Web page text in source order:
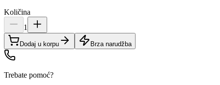
Količina
1
Dodaj u korpu Brza narudžba
Trebate pomoć?